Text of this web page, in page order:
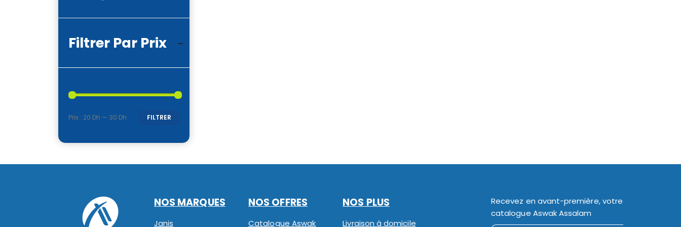
Filtrer Par Prix
FILTRER
Prix : 20 Dh — 30 Dh
NOS MARQUES
Janis
NOS OFFRES
Catalogue Aswak
NOS PLUS
Livraison à domicile
Recevez en avant-première, votre
catalogue Aswak Assalam